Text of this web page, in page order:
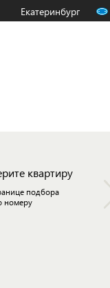
Екатеринбург
квартиру
подбора
номеру